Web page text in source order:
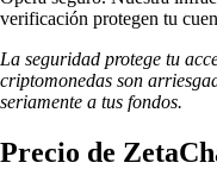
verificación protegen tu
La seguridad protege tu
criptomonedas son
seriamente a tus fondos.
Precio de